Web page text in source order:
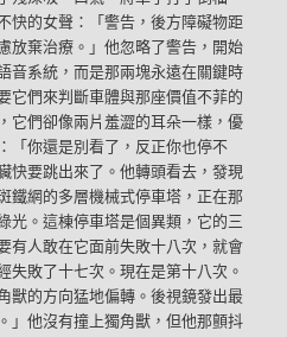
快的女聲：「警告，後方障礙物距
放棄治療。」他忽略了警告，開始
音系統，而是那兩塊永遠在關鍵時
它們來判斷車體與那座價值不菲的
它們卻像兩片羞澀的耳朵一樣，優
「你還是別看了，反正你也停不
快要跳出來了。他轉頭看去，發現
鐵網的多層機械式停車塔，正在那
光。這棟停車塔是個異類，它的三
有人敢在它面前失敗十八次，就會
失敗了十七次。現在是第十八次。
獸的方向猛地偏轉。後視鏡發出最
」他沒有撞上獨角獸，但他那顫抖